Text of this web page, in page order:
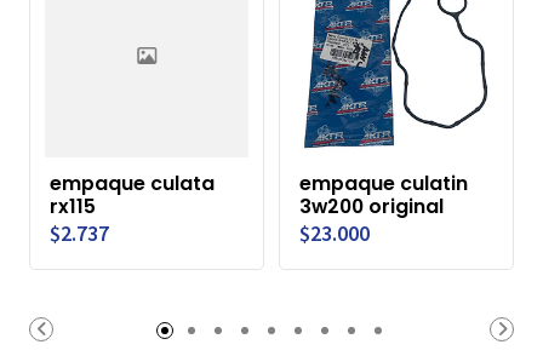
empaque culata
rx115
$2.737
empaque culatin
3w200 original
$23.000